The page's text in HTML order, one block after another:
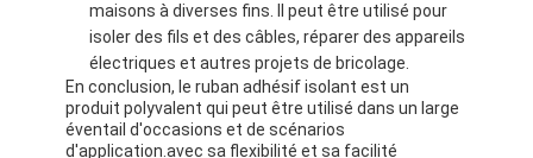
Ruban adhésif de tissu en verre
Ruban adhésif de film de Polyimide
Ruban adhésif de papier d'aluminium
maisons à diverses fins. Il peut être utilisé pour
isoler des fils et des câbles, réparer des appareils
électriques et autres projets de bricolage.
En conclusion, le ruban adhésif isolant est un
produit polyvalent qui peut être utilisé dans un large
éventail d'occasions et de scénarios
d'application.avec sa flexibilité et sa facilité